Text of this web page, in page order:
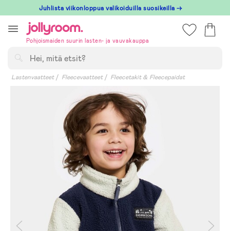
till
innehållet
Juhlista viikonloppua valikoiduilla suosikeilla →
Pohjoismaiden suurin lasten- ja vauvakauppa
Lastenvaatteet Fleecevaatteet Fleecetakit & Fleecepaidat